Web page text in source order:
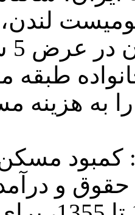
در سال 1354 يك
خود را به
كمبود
حقوق و